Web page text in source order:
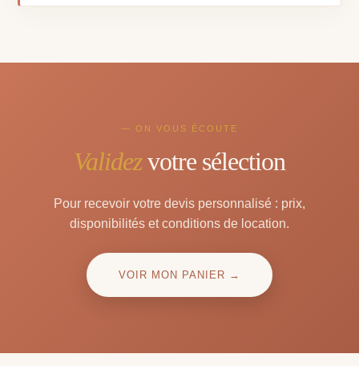
— ON VOUS ÉCOUTE
Validezvotre sélection
Pour recevoir votre devis personnalisé : prix,
disponibilités et conditions de location.
VOIR MON PANIER →